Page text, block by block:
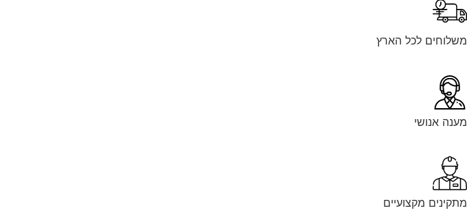
משלוחים לכל הארץ
מענה אנושי
מתקינים מקצועיים